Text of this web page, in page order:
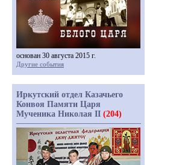
основан 30 августа 2015 г.
Другие события
Иркутский отдел Казачьего
Конвоя Памяти Царя
Мученика Николая II (204)